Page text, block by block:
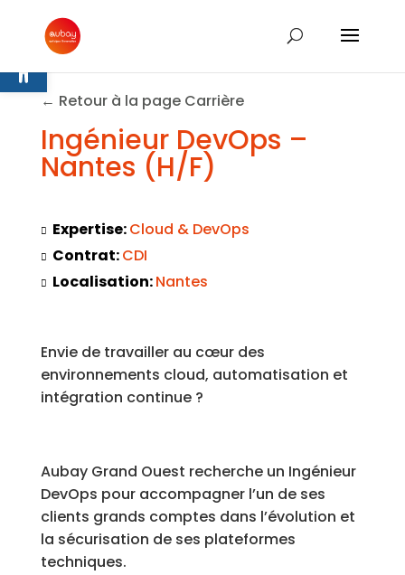
← Retour à la page Carrière
Ingénieur DevOps –
Nantes (H/F)
Expertise:Cloud & DevOps
Contrat:CDI
Localisation:Nantes
Envie de travailler au cœur des
environnements cloud, automatisation et
intégration continue ?
Aubay Grand Ouest recherche un Ingénieur
DevOps pour accompagner l’un de ses
clients grands comptes dans l’évolution et
la sécurisation de ses plateformes
techniques.
Ouvrir la barre d’outils